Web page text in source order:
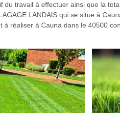
du travail à effectuer ainsi que la
LANDAIS qui se situe à
à réaliser à Cauna dans le 40500